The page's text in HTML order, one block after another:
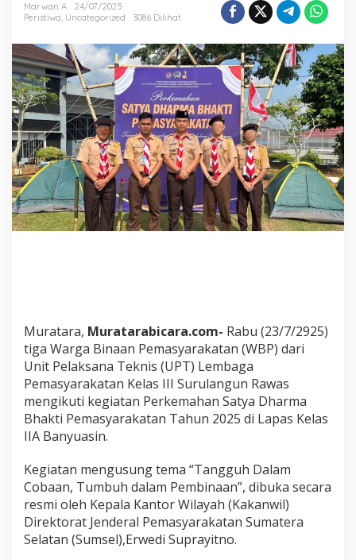
I
S
u
l
a
n
g
u
n
R
a
w
P
e
r
k
e
a
n
S
a
t
y
a
Marwan A
24/07/2025
Peristiwa, Uncategorized 3086 Dilihat
Muratara, Muratarabicara.com- Rabu (23/7/2925)
tiga Warga Binaan Pemasyarakatan (WBP) dari
Unit Pelaksana Teknis (UPT) Lembaga
Pemasyarakatan Kelas III Surulangun Rawas
mengikuti kegiatan Perkemahan Satya Dharma
Bhakti Pemasyarakatan Tahun 2025 di Lapas Kelas
IIA Banyuasin.
Kegiatan mengusung tema “Tangguh Dalam
Cobaan, Tumbuh dalam Pembinaan”, dibuka secara
resmi oleh Kepala Kantor Wilayah (Kakanwil)
Direktorat Jenderal Pemasyarakatan Sumatera
Selatan (Sumsel),Erwedi Suprayitno.